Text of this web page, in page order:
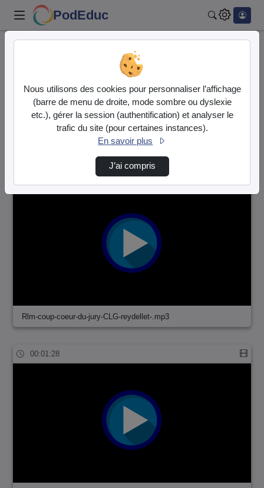
PodEduc
EDD La Réunion
Liste de lecture : EDD La
Réunion
6 vidéos trouvées
Rlm-coup-coeur-du-jury-CLG-reydellet-.mp3
00:01:28
Nous utilisons des cookies pour personnaliser l’affichage
(barre de menu de droite, mode sombre ou dyslexie
etc.), gérer la session (authentification) et analyser le
trafic du site (pour certaines instances).
En savoir plus
J’ai compris